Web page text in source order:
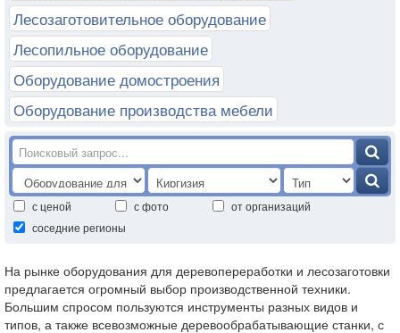
Лесозаготовительное оборудование
Лесопильное оборудование
Оборудование домостроения
Оборудование производства мебели
с ценой с фото
от организаций
соседние регионы
На рынке оборудования для деревопереработки и лесозаготовки
предлагается огромный выбор производственной техники.
Большим спросом пользуются инструменты разных видов и
типов, а также всевозможные деревообрабатывающие станки, с